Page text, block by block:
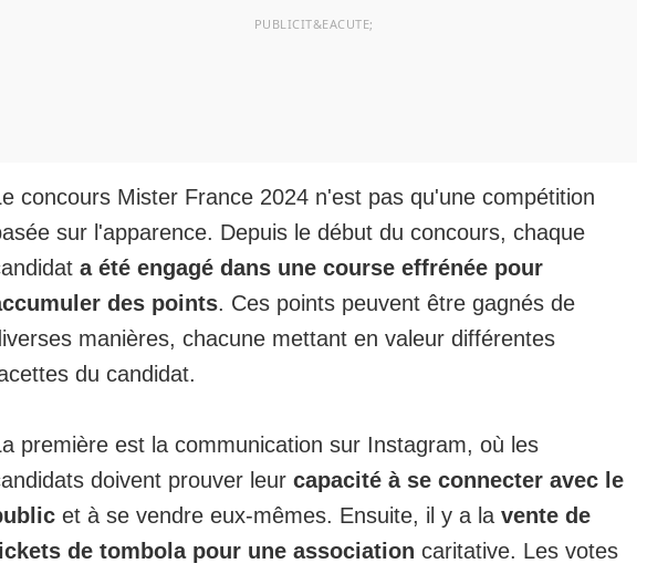
concours Mister France 2024 n'est pas qu'une compétition
sur l'apparence. Depuis le début du concours, chaque
a été engagé dans une course effrénée pour
des points. Ces points peuvent être gagnés de
manières, chacune mettant en valeur différentes
du candidat.
première est la communication sur Instagram, où les
doivent prouver leur capacité à se connecter avec le
et à se vendre eux-mêmes. Ensuite, il y a la vente de
de tombola pour une association caritative. Les votes